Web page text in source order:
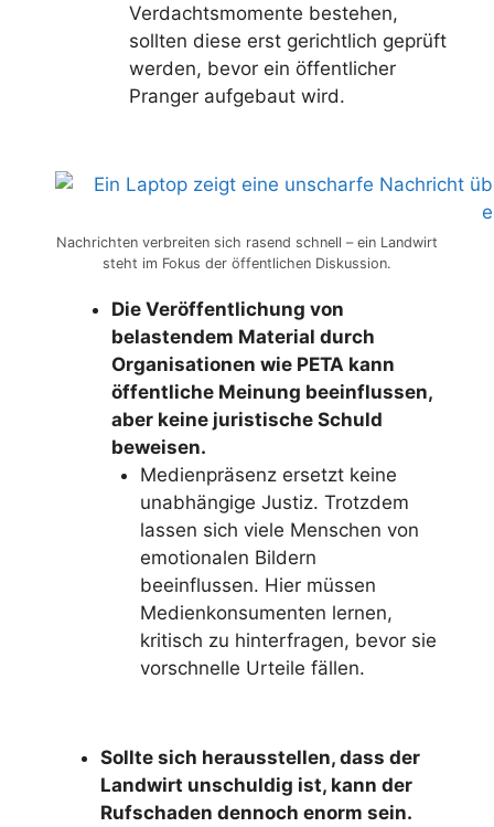
Verdachtsmomente bestehen,
sollten diese erst gerichtlich geprüft
werden, bevor ein öffentlicher
Pranger aufgebaut wird.
Nachrichten verbreiten sich rasend schnell – ein Landwirt
steht im Fokus der öffentlichen Diskussion.
Die Veröffentlichung von
belastendem Material durch
Organisationen wie PETA kann
öffentliche Meinung beeinflussen,
aber keine juristische Schuld
beweisen.
Medienpräsenz ersetzt keine
unabhängige Justiz. Trotzdem
lassen sich viele Menschen von
emotionalen Bildern
beeinflussen. Hier müssen
Medienkonsumenten lernen,
kritisch zu hinterfragen, bevor sie
vorschnelle Urteile fällen.
Sollte sich herausstellen, dass der
Landwirt unschuldig ist, kann der
Rufschaden dennoch enorm sein.